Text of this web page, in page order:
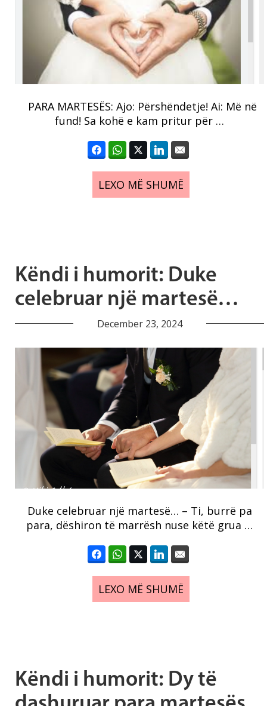
PARA MARTESËS: Ajo: Përshëndetje! Ai: Më në
fund! Sa kohë e kam pritur për …
LEXO MË SHUMË
Këndi i humorit: Duke
celebruar një martesë…
December 23, 2024
Duke celebruar një martesë… – Ti, burrë pa
para, dëshiron të marrësh nuse këtë grua …
LEXO MË SHUMË
Këndi i humorit: Dy të